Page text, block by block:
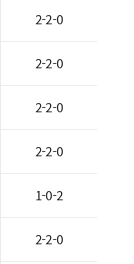
2-2-0
2-2-0
2-2-0
2-2-0
1-0-2
2-2-0